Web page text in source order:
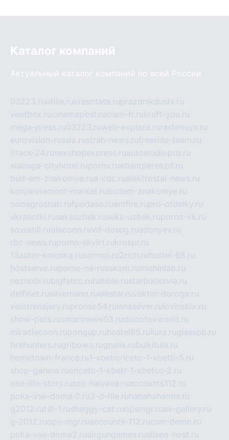
Каталог компаний
Актуальный каталог компаний по всей России
03223.ruufille.rukrasotata.ruprazdnikdushi.ru
veetbox.rucinemapost.ruciam-fr.rukraft-you.ru
mega-press.ru03223.ruweb-explore.ru rastenuya.ru
eurovision-russia.rustrah-news.rufreeride-team.ru
itrack-24.rusexshopexpress.ruautostudiopro.ru
alabuga-cityhotel.rupornv.ruatlantpereezd.ru
bud-em-znakomye.rua-cdc.ruelektrostal-news.ru
korolevremont-market.rubudem-znakomye.ru
oooagrosnab.rufpodaso.ruemfire.rupro-otdelky.ru
ukrasotki.ruseksuzbek.ruseks-uzbek.ruporno-vk.ru
sovratili.ruolecoon.ruvd-dosug.ruadonyev.ru
rbc-news.ruporno-skvirt.rukrospr.ru
13autor-kolonka.rusormol.ru2rich.ru hostel-65.ru
hostserve.ruporno-na-russkom.ru mishinlab.ru
neznobi.rubigfatcc.ru habble.rustarbucksvia.ru
delfinet.rusilvernano.ruelestal.ruvektor-doroga.ru
velotrenajery.rupronso54.ru lenasever.ru lovinskix.ru
show-pets.rusmartnews03.rudiscofoxworld.ru
miraclecoon.rupongup.ru hostel65.ru liura.ruglasspb.ru
firehunters.rugribowo.rugnalis.rubulkitula.ru
hometown-france.ru1-xbeticricetc-1-xbetti-5.ru
shop-garena.rucricetc-1-xbetr-1-xbetcc-2.ru
one-life-story.rutop-halyava.ruaccounts112.ru
poka-vse-doma-2.ru3-d-file.ru hahahaharms.ru
g2012.rutst-1.rushaggy-cat.ruopsmgr.ruev-gallery.ru
g-2012.ruops-mgr.ruaccounts-112.rucsm-demo.ru
poka-vse-doma2.ruairgungames.ruallseo-host.ru